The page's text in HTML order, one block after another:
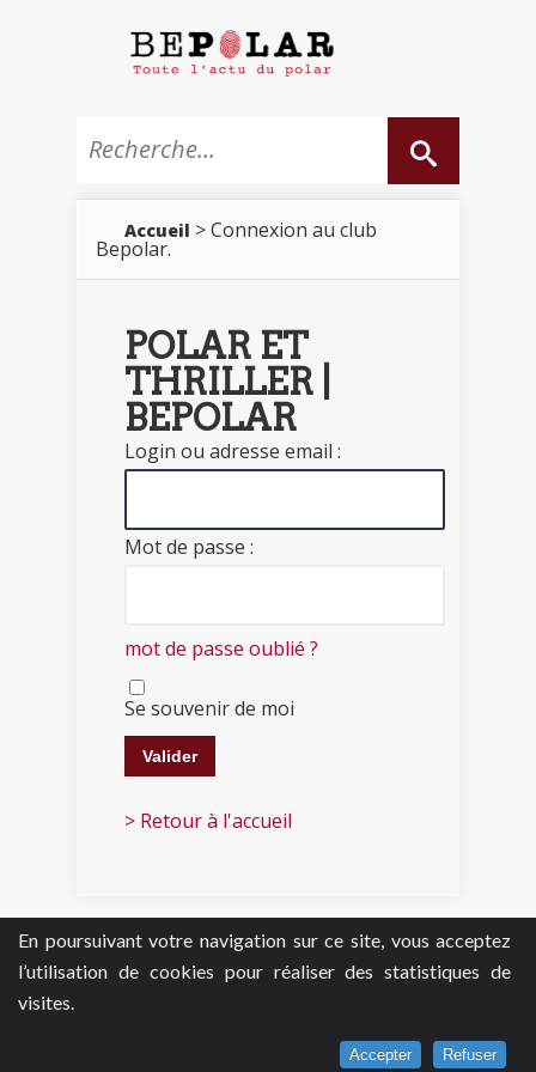
En poursuivant votre navigation sur ce site, vous acceptez
l’utilisation de cookies pour réaliser des statistiques de
visites.
Accepter Refuser
Accueil > Connexion au club
Bepolar.
POLAR ET
THRILLER |
BEPOLAR
Login ou adresse email :
Mot de passe :
mot de passe oublié ?
Se souvenir de moi
> Retour à l'accueil